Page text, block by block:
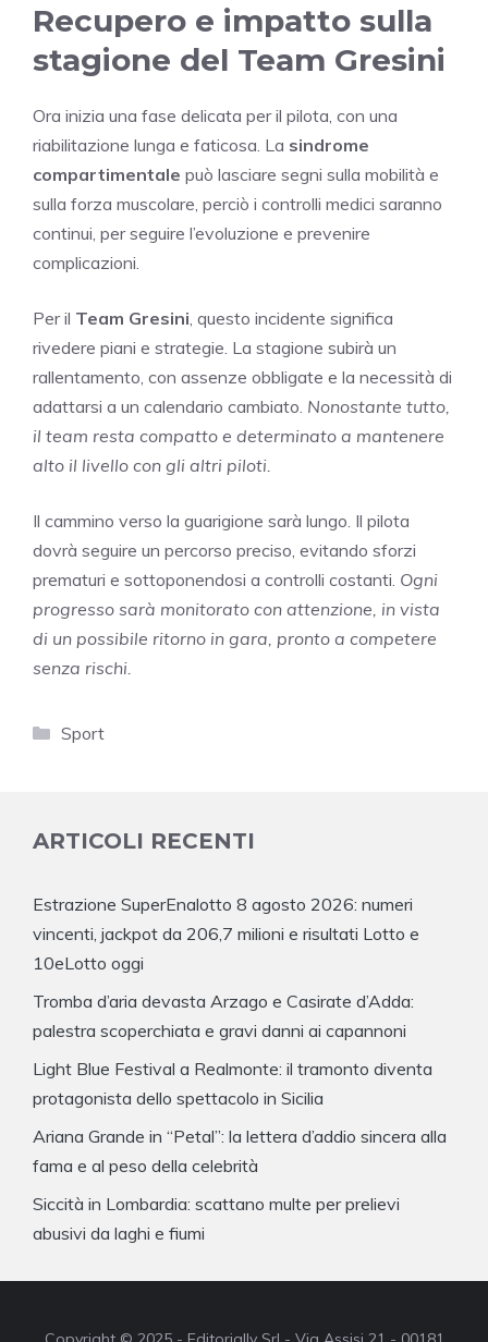
Recupero e impatto sulla
stagione del Team Gresini
Ora inizia una fase delicata per il pilota, con una
riabilitazione lunga e faticosa. La sindrome
compartimentale può lasciare segni sulla mobilità e
sulla forza muscolare, perciò i controlli medici saranno
continui, per seguire l’evoluzione e prevenire
complicazioni.
Per il Team Gresini , questo incidente significa
rivedere piani e strategie. La stagione subirà un
rallentamento, con assenze obbligate e la necessità di
adattarsi a un calendario cambiato. Nonostante tutto,
il team resta compatto e determinato a mantenere
alto il livello con gli altri piloti.
Il cammino verso la guarigione sarà lungo. Il pilota
dovrà seguire un percorso preciso, evitando sforzi
prematuri e sottoponendosi a controlli costanti. Ogni
progresso sarà monitorato con attenzione, in vista
di un possibile ritorno in gara, pronto a competere
senza rischi.
Categorie
Sport
ARTICOLI RECENTI
Estrazione SuperEnalotto 8 agosto 2026: numeri
vincenti, jackpot da 206,7 milioni e risultati Lotto e
10eLotto oggi
Tromba d’aria devasta Arzago e Casirate d’Adda:
palestra scoperchiata e gravi danni ai capannoni
Light Blue Festival a Realmonte: il tramonto diventa
protagonista dello spettacolo in Sicilia
Ariana Grande in “Petal”: la lettera d’addio sincera alla
fama e al peso della celebrità
Siccità in Lombardia: scattano multe per prelievi
abusivi da laghi e fiumi